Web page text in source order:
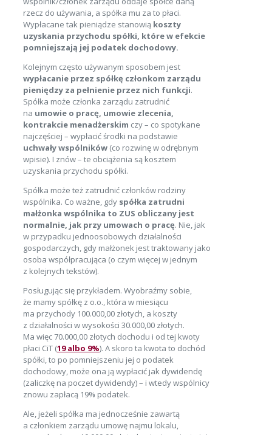
rzecz do używania, a spółka mu za to płaci.
Wypłacane tak pieniądze stanowią koszty
uzyskania przychodu spółki, które w efekcie
pomniejszają jej podatek dochodowy.
Kolejnym często używanym sposobem jest
wypłacanie przez spółkę członkom zarządu
pieniędzy za pełnienie przez nich funkcji.
Spółka może członka zarządu zatrudnić
na umowie o pracę, umowie zlecenia,
kontrakcie menadżerskim czy – co spotykane
najczęściej – wypłacić środki na podstawie
uchwały wspólników (co rozwinę w odrębnym
wpisie). I znów – te obciążenia są kosztem
uzyskania przychodu spółki.
Spółka może też zatrudnić członków rodziny
wspólnika. Co ważne, gdy spółka zatrudni
małżonka wspólnika to ZUS obliczany jest
normalnie, jak przy umowach o pracę. Nie, jak
w przypadku jednoosobowych działalności
gospodarczych, gdy małżonek jest traktowany jako
osoba współpracująca (o czym więcej w jednym
z kolejnych tekstów).
Posługując się przykładem. Wyobraźmy sobie,
że mamy spółkę z o.o., która w miesiącu
ma przychody 100.000,00 złotych, a koszty
z działalności w wysokości 30.000,00 złotych.
Ma więc 70.000,00 złotych dochodu i od tej kwoty
płaci CiT (19 albo 9%). A skoro ta kwota to dochód
spółki, to po pomniejszeniu jej o podatek
dochodowy, może ona ją wypłacić jak dywidendę
(zaliczkę na poczet dywidendy) – i wtedy wspólnicy
znowu zapłacą 19% podatek.
Ale, jeżeli spółka ma jednocześnie zawartą
a członkiem zarządu umowę najmu lokalu,